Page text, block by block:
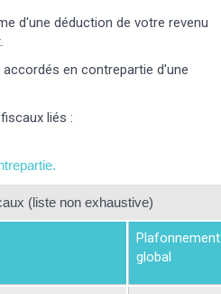
d'une déduction de votre revenu
en contrepartie d'une
liés :
(liste non exhaustive)
Plafonnement
global